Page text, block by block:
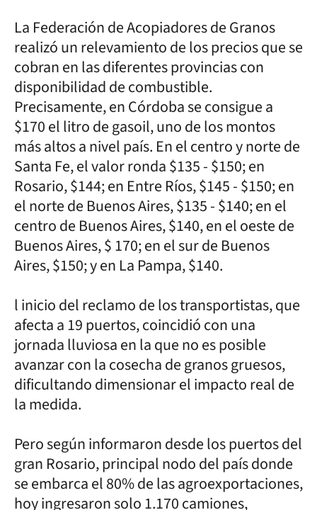
La Federación de Acopiadores de Granos
realizó un relevamiento de los precios que se
cobran en las diferentes provincias con
disponibilidad de combustible.
Precisamente, en Córdoba se consigue a
$170 el litro de gasoil, uno de los montos
más altos a nivel país. En el centro y norte de
Santa Fe, el valor ronda $135 - $150; en
Rosario, $144; en Entre Ríos, $145 - $150; en
el norte de Buenos Aires, $135 - $140; en el
centro de Buenos Aires, $140, en el oeste de
Buenos Aires, $ 170; en el sur de Buenos
Aires, $150; y en La Pampa, $140.
l inicio del reclamo de los transportistas, que
afecta a 19 puertos, coincidió con una
jornada lluviosa en la que no es posible
avanzar con la cosecha de granos gruesos,
dificultando dimensionar el impacto real de
la medida.
Pero según informaron desde los puertos del
gran Rosario, principal nodo del país donde
se embarca el 80% de las agroexportaciones,
hoy ingresaron solo 1.170 camiones,